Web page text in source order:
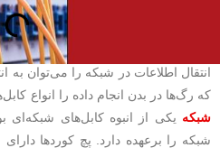
انتقال اطلاعات در شبکه را می‌توان به
که رگ‌ها در بدن انجام داده را انواع
شبکه یکی از انبوه کابل‌های شبکه‌ای
شبکه را برعهده دارد‌. پچ کوردها